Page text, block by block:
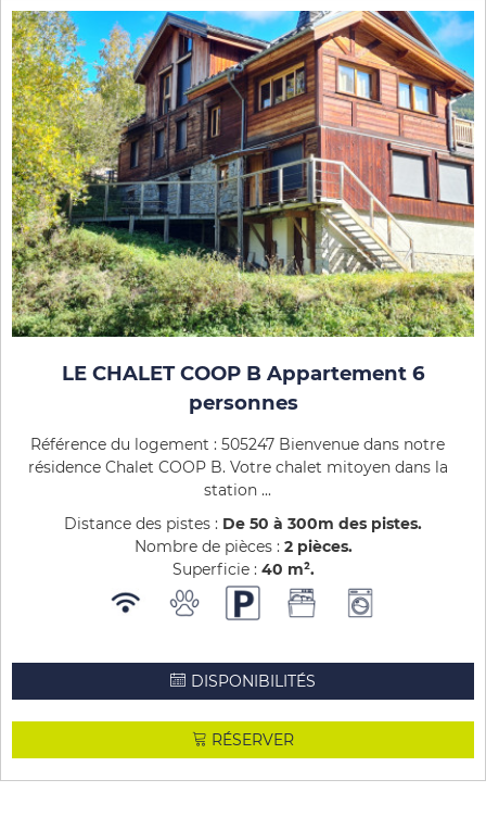
LE CHALET COOP B Appartement 6
personnes
Référence du logement : 505247 Bienvenue dans notre
résidence Chalet COOP B. Votre chalet mitoyen dans la
station ...
Distance des pistes : De 50 à 300m des pistes
Nombre de pièces : 2 pièces
Superficie : 40 m²
DISPONIBILITÉS
RÉSERVER